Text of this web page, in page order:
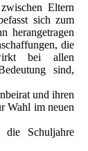
Eltern
sich zum
herangetragen
die
bei allen
sind,
und ihren
Wahl im neuen
Schuljahre